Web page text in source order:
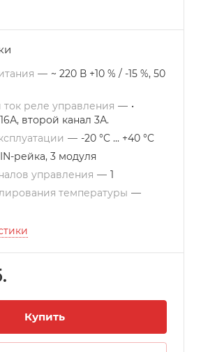
лент ЭНГЛ-1, ЭНГЛ-2, НТН, СТН,
и прочих нагревательных
в комплект не входят.
одноканального или
терморегулятора.
— ~ 220 В +10 % / -15 %, 50
реле управления — •
второй канал 3А.
— -20 °C ... +40 °C
рейка, 3 модуля
управления — 1
температуры —
Купить